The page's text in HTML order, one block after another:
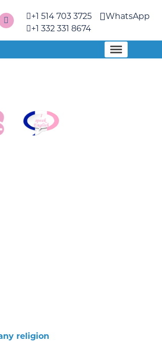
+1 514 703 3725
+1 332 331 8674
WhatsApp
religion